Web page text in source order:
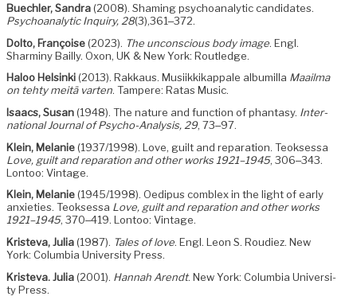
Buech­ler, San­dra (2008). Sham­ing psy­cho­an­a­lyt­ic can­di­dates.
Psy­cho­an­a­lyt­ic Inquiry, 28(3),361‒372.
Dolto, Françoise (2023). The uncon­scious body image. Engl.
Sharminy Bail­ly. Oxon, UK & New York: Routledge.
Haloo Helsin­ki (2013). Rakkaus. Musi­ikkikap­pale albu­mil­la Maail­ma
on tehty meitä varten. Tam­pere: Ratas Music.
Isaacs, Susan (1948). The nature and func­tion of phan­ta­sy. Inter­
na­tion­al Jour­nal of Psy­cho-Analy­sis, 29, 73‒97.
Klein, Melanie (1937/1998). Love, guilt and repa­ra­tion. Teok­ses­sa
Love, guilt and repa­ra­tion and oth­er works 1921–1945, 306‒343.
Lon­too: Vintage.
Klein, Melanie (1945/1998). Oedi­pus comblex in the light of ear­ly
anx­i­eties. Teok­ses­sa Love, guilt and repa­ra­tion and oth­er works
1921–1945, 370‒419. Lon­too: Vintage.
Kris­te­va, Julia (1987). Tales of love. Engl. Leon S. Roudiez. New
York: Colum­bia Uni­ver­si­ty Press.
Kris­te­va. Julia (2001). Han­nah Arendt. New York: Colum­bia Uni­ver­si­
ty Press.